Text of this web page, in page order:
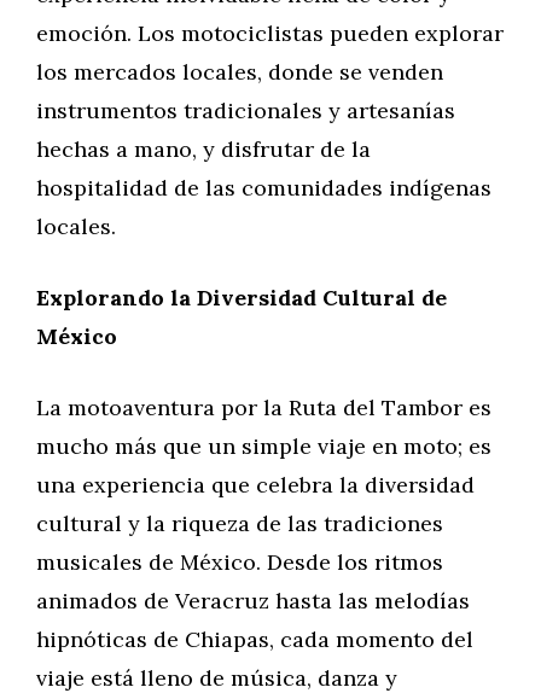
emoción. Los motociclistas pueden explorar
los mercados locales, donde se venden
instrumentos tradicionales y artesanías
hechas a mano, y disfrutar de la
hospitalidad de las comunidades indígenas
locales.
Explorando la Diversidad Cultural de
México
La motoaventura por la Ruta del Tambor es
mucho más que un simple viaje en moto; es
una experiencia que celebra la diversidad
cultural y la riqueza de las tradiciones
musicales de México. Desde los ritmos
animados de Veracruz hasta las melodías
hipnóticas de Chiapas, cada momento del
viaje está lleno de música, danza y